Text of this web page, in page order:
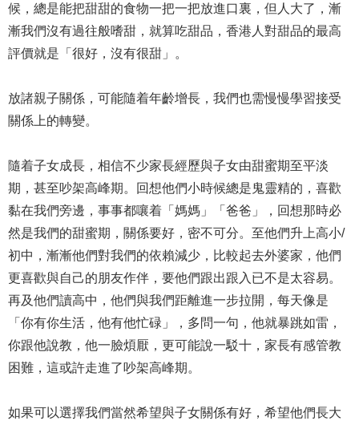
候，總是能把甜甜的食物一把一把放進口裏，但人大了，漸
漸我們沒有過往般嗜甜，就算吃甜品，香港人對甜品的最高
評價就是「很好，沒有很甜」。
放諸親子關係，可能隨着年齡增長，我們也需慢慢學習接受
關係上的轉變。
隨着子女成長，相信不少家長經歷與子女由甜蜜期至平淡
期，甚至吵架高峰期。回想他們小時候總是鬼靈精的，喜歡
黏在我們旁邊，事事都嚷着「媽媽」「爸爸」，回想那時必
然是我們的甜蜜期，關係要好，密不可分。至他們升上高小/
初中，漸漸他們對我們的依賴減少，比較起去外婆家，他們
更喜歡與自己的朋友作伴，要他們跟出跟入已不是太容易。
再及他們讀高中，他們與我們距離進一步拉開，每天像是
「你有你生活，他有他忙碌」，多問一句，他就暴跳如雷，
你跟他說教，他一臉煩厭，更可能說一駁十，家長有感管教
困難，這或許走進了吵架高峰期。
如果可以選擇我們當然希望與子女關係有好，希望他們長大